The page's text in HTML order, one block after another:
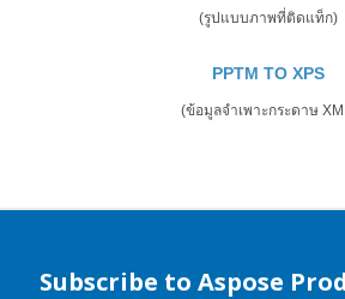
(รูปแบบภาพที่ติดแท็ก)
PPTM TO XPS
(ข้อมูลจำเพาะกระดาษ
Subscribe to Aspose